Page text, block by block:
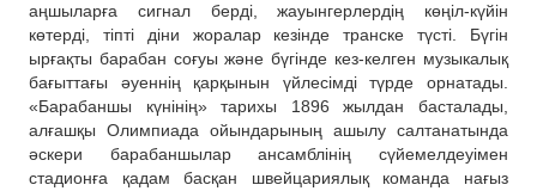
аңшыларға сигнал берді, жауынгерлердің көңіл-күйін
көтерді, тіпті діни жоралар кезінде транске түсті. Бүгін
ырғақты барабан соғуы және бүгінде кез-келген музыкалық
бағыттағы әуеннің қарқынын үйлесімді түрде орнатады.
«Барабаншы күнінің» тарихы 1896 жылдан басталады,
алғашқы Олимпиада ойындарының ашылу салтанатында
әскери барабаншылар ансамблінің сүйемелдеуімен
стадионға қадам басқан швейцариялық команда нағыз